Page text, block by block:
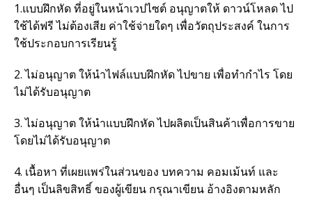
1.แบบฝึกหัด ที่อยู่ในหน้าเวปไซต์ อนุญาตให้ ดาวน์โหลด ไป
ใช้ได้ฟรี ไม่ต้องเสีย ค่าใช้จ่ายใดๆ เพื่อวัตถุประสงค์ ในการ
ใช้ประกอบการเรียนรู้
2. ไม่อนุญาต ให้นำไฟล์แบบฝึกหัด ไปขาย เพื่อทำกำไร โดย
ไม่ได้รับอนุญาต
3. ไม่อนุญาต ให้นำแบบฝึกหัด ไปผลิตเป็นสินค้าเพื่อการขาย
โดยไม่ได้รับอนุญาต
4. เนื้อหา ที่เผยแพร่ในส่วนของ บทความ คอมเม้นท์ และ
อื่นๆ เป็นลิขสิทธิ์ ของผู้เขียน กรุณาเขียน อ้างอิงตามหลัก